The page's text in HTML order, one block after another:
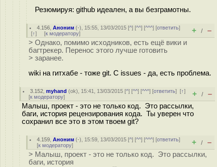
Резюмируя: github идеален, а вы безграмотны.
4.156 ,Аноним (-), 15:55, 13/03/2015 [^] [^^] [^^^] [ответить]
[↑] [к модератору] + / –
> Однако, помимо исходников, есть ещё вики и
багтрекер. Перенос этого лучше готовить
> заранее.
wiki на гитхабе - тоже git. С issues - да, есть проблема.
3.152 ,myhand (ok), 15:41, 13/03/2015 [^] [^^] [^^^] [ответить][↑]
[к модератору] + / –
Малыш, проект - это не только код. Это рассылки,
баги, история рецензирования кода. Ты уверен что
сохранил все это в этом твоем git?
4.159 ,Аноним (-), 15:59, 13/03/2015 [^] [^^] [^^^] [ответить]
[к модератору] + / –
> Малыш, проект - это не только код. Это рассылки,
баги, история